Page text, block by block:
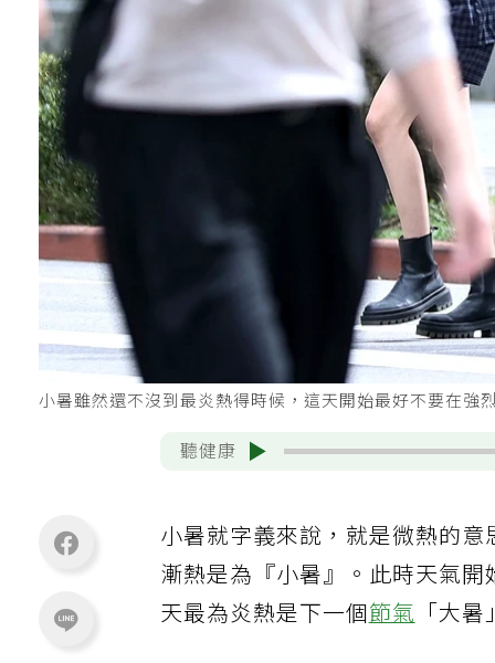
小暑雖然還不沒到最炎熱得時候，這天開始最好不要在
聽健康
小暑就字義來說，就是微熱的
漸熱是為『小暑』。此時天氣
天最為炎熱是下一個節氣 「大